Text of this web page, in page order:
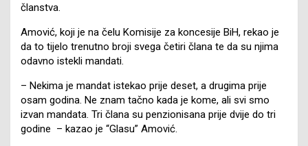
članstva.
Amović, koji je na čelu Komisije za koncesije BiH, rekao je
da to tijelo trenutno broji svega četiri člana te da su njima
odavno istekli mandati.
– Nekima je mandat istekao prije deset, a drugima prije
osam godina. Ne znam tačno kada je kome, ali svi smo
izvan mandata. Tri člana su penzionisana prije dvije do tri
godine – kazao je “Glasu” Amović.